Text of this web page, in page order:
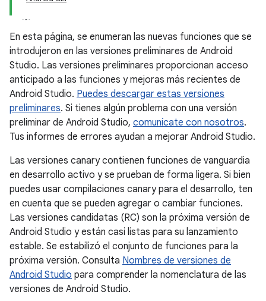
En esta página, se enumeran las nuevas funciones que se
introdujeron en las versiones preliminares de Android
Studio. Las versiones preliminares proporcionan acceso
anticipado a las funciones y mejoras más recientes de
Android Studio. Puedes descargar estas versiones
preliminares. Si tienes algún problema con una versión
preliminar de Android Studio, comunícate con nosotros.
Tus informes de errores ayudan a mejorar Android Studio.
Las versiones canary contienen funciones de vanguardia
en desarrollo activo y se prueban de forma ligera. Si bien
puedes usar compilaciones canary para el desarrollo, ten
en cuenta que se pueden agregar o cambiar funciones.
Las versiones candidatas (RC) son la próxima versión de
Android Studio y están casi listas para su lanzamiento
estable. Se estabilizó el conjunto de funciones para la
próxima versión. Consulta Nombres de versiones de
Android Studio para comprender la nomenclatura de las
versiones de Android Studio.